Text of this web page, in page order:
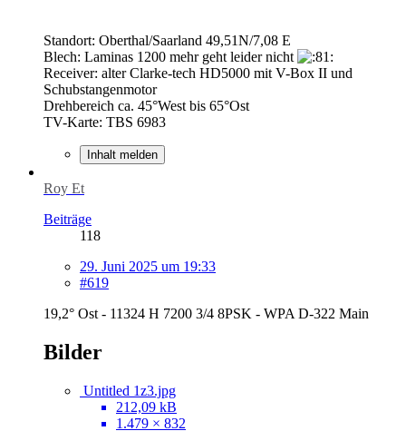
Standort: Oberthal/Saarland 49,51N/7,08 E
Blech: Laminas 1200 mehr geht leider nicht
Receiver: alter Clarke-tech HD5000 mit V-Box II und
Schubstangenmotor
Drehbereich ca. 45°West bis 65°Ost
TV-Karte: TBS 6983
Inhalt melden
Roy Et
Beiträge
118
29. Juni 2025 um 19:33
#619
19,2° Ost - 11324 H 7200 3/4 8PSK - WPA D-322 Main
Bilder
Untitled 1z3.jpg
212,09 kB
1.479 × 832